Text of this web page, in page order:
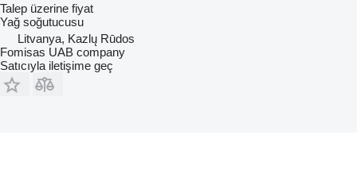
Talep üzerine fiyat
Yağ soğutucusu
Litvanya, Kazlų Rūdos
Fomisas UAB company
Satıcıyla iletişime geç